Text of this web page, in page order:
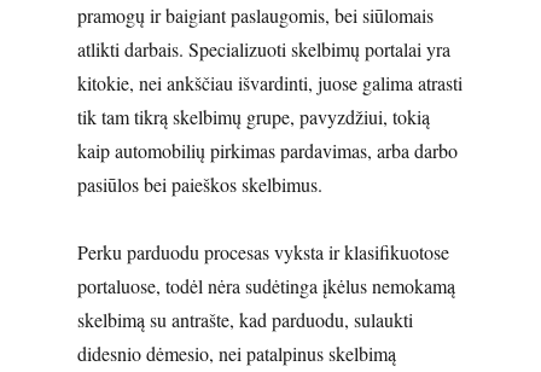
pramogų ir baigiant paslaugomis, bei siūlomais
atlikti darbais. Specializuoti skelbimų portalai yra
kitokie, nei ankščiau išvardinti, juose galima atrasti
tik tam tikrą skelbimų grupe, pavyzdžiui, tokią
kaip automobilių pirkimas pardavimas, arba darbo
pasiūlos bei paieškos skelbimus.
Perku parduodu procesas vyksta ir klasifikuotose
portaluose, todėl nėra sudėtinga įkėlus nemokamą
skelbimą su antrašte, kad parduodu, sulaukti
didesnio dėmesio, nei patalpinus skelbimą